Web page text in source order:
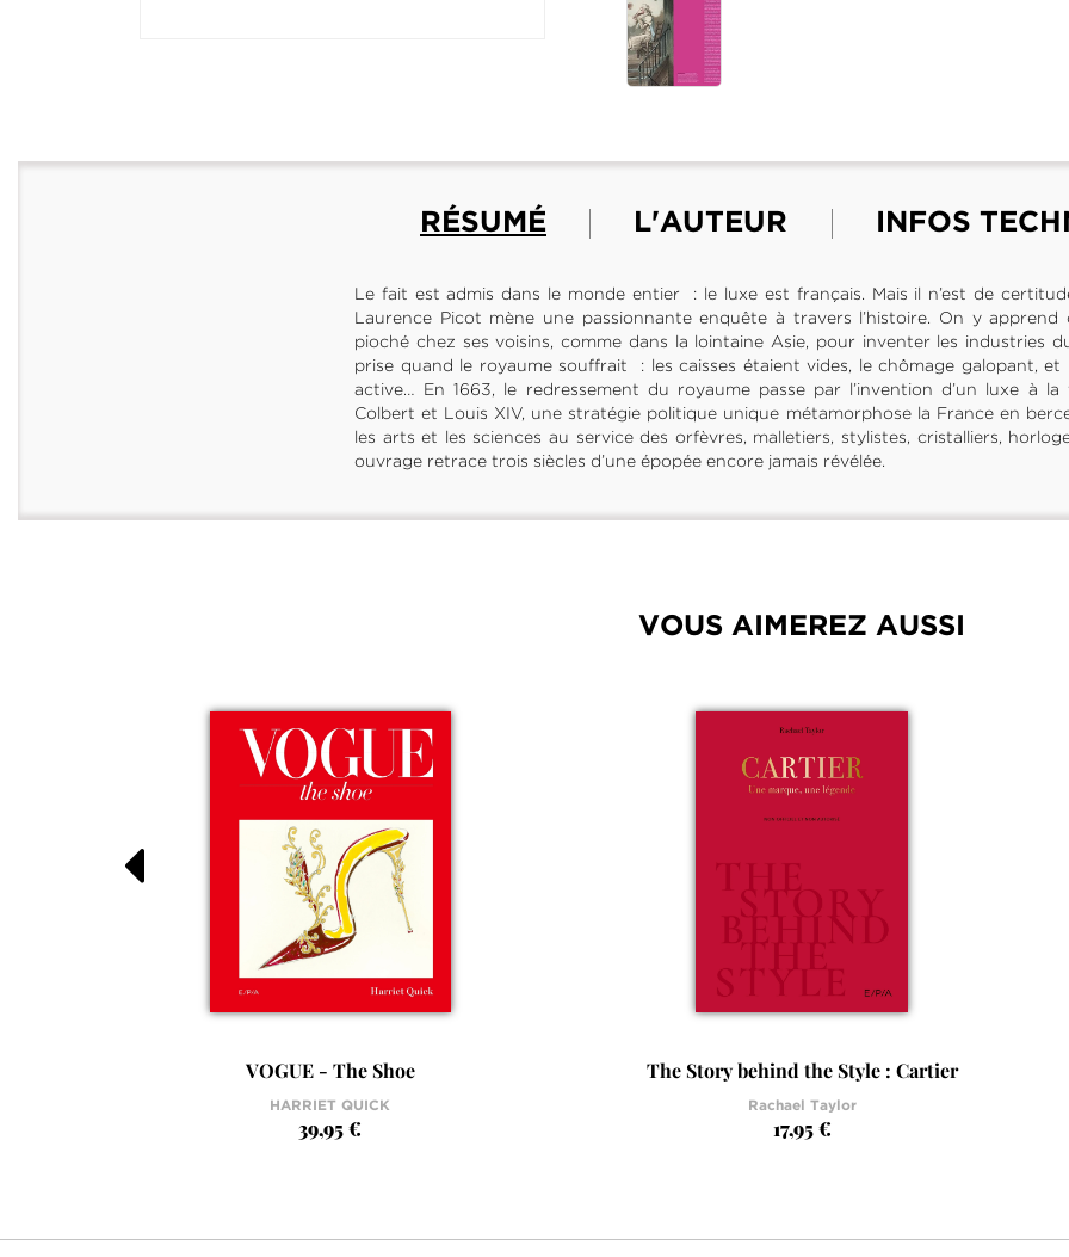
RÉSUMÉ L'AUTEUR INFOS
Le fait est admis dans le monde entier : le luxe est français. Mais il n’est de
Laurence Picot mène une passionnante enquête à travers l’histoire. On y
pioché chez ses voisins, comme dans la lointaine Asie, pour inventer les industries
prise quand le royaume souffrait : les caisses étaient vides, le chômage galopant, et
active… En 1663, le redressement du royaume passe par l’invention d’un luxe à la
Colbert et Louis XIV, une stratégie politique unique métamorphose la France en
les arts et les sciences au service des orfèvres, malletiers, stylistes, cristalliers,
ouvrage retrace trois siècles d’une épopée encore jamais révélée.
VOUS AIMEREZ AUSSI
VOGUE - The Shoe
HARRIET QUICK
39,95 €
The Story behind the Style : Cartier
Rachael Taylor
17,95 €